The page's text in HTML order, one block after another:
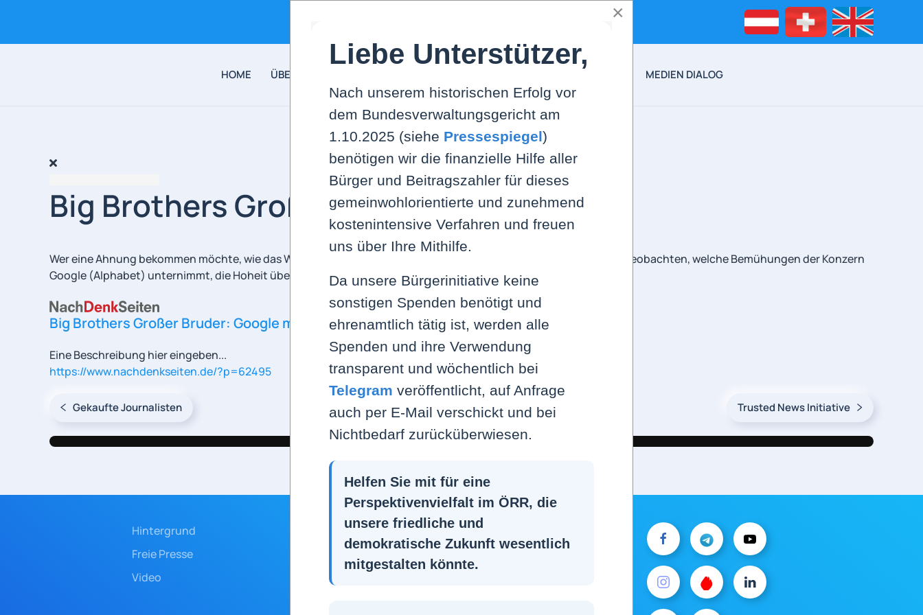
HOME ÜBER UNS MEDIEN DIALOG
Big Brothers Großer Bruder
Wer eine Ahnung bekommen möchte, wie das Wahrheitsministerium der Zukunft aussehen könnte, sollte genau beobachten, welche Bemühungen der Konzern
Google (Alphabet) unternimmt, die Hoheit über die internationalen Nachrichten zu erhalten.
Big Brothers Großer Bruder: Google macht sich jetzt einfach seinen eigenen Journalismus
Eine Beschreibung hier eingeben...
https://www.nachdenkseiten.de/?p=62495
Gekaufte Journalisten Trusted News Initiative
Hintergrund
Freie Presse
Video
Impressum
Spenden
Über uns
×
Liebe Unterstützer,
Nach unserem historischen Erfolg vor
dem Bundesverwaltungsgericht am
1.10.2025 (siehe Pressespiegel)
benötigen wir die finanzielle Hilfe aller
Bürger und Beitragszahler für dieses
gemeinwohlorientierte und zunehmend
kostenintensive Verfahren und freuen
uns über Ihre Mithilfe.
Da unsere Bürgerinitiative keine
sonstigen Spenden benötigt und
ehrenamtlich tätig ist, werden alle
Spenden und ihre Verwendung
transparent und wöchentlich bei
Telegram veröffentlicht, auf Anfrage
auch per E-Mail verschickt und bei
Nichtbedarf zurücküberwiesen.
Helfen Sie mit für eine
Perspektivenvielfalt im ÖRR, die
unsere friedliche und
demokratische Zukunft wesentlich
mitgestalten könnte.